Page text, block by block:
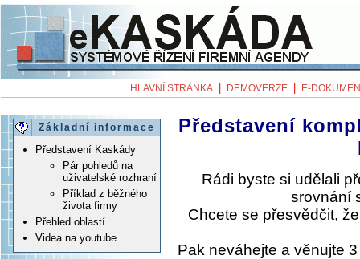
HLAVNÍ STRÁNKA DEMOVERZE E-
Základní informace
Představení Kaskády
Pár pohledů na
uživatelské rozhraní
Příklad z běžného
života firmy
Přehled oblastí
Videa na youtube
Představení
Rádi byste si udělali
srovnání
Chcete se přesvědčit,
Pak neváhejte a věnujte